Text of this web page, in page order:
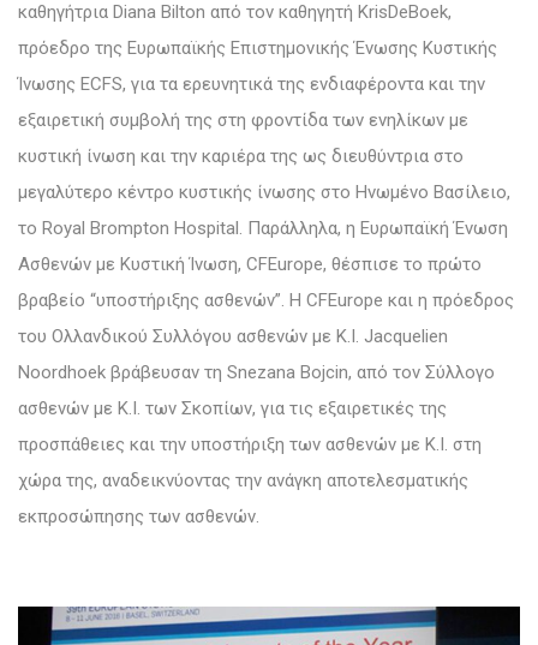
καθηγήτρια Diana Bilton από τον καθηγητή KrisDeBoek,
πρόεδρο της Ευρωπαϊκής Επιστημονικής Ένωσης Κυστικής
Ίνωσης ECFS, για τα ερευνητικά της ενδιαφέροντα και την
εξαιρετική συμβολή της στη φροντίδα των ενηλίκων με
κυστική ίνωση και την καριέρα της ως διευθύντρια στο
μεγαλύτερο κέντρο κυστικής ίνωσης στο Ηνωμένο Βασίλειο,
το Royal Brompton Hospital. Παράλληλα, η Ευρωπαϊκή Ένωση
Ασθενών με Κυστική Ίνωση, CFEurope, θέσπισε το πρώτο
βραβείο “υποστήριξης ασθενών”. Η CFEurope και η πρόεδρος
του Ολλανδικού Συλλόγου ασθενών με Κ.Ι. Jacquelien
Noordhoek βράβευσαν τη Snezana Bojcin, από τον Σύλλογο
ασθενών με Κ.Ι. των Σκοπίων, για τις εξαιρετικές της
προσπάθειες και την υποστήριξη των ασθενών με Κ.Ι. στη
χώρα της, αναδεικνύοντας την ανάγκη αποτελεσματικής
εκπροσώπησης των ασθενών.